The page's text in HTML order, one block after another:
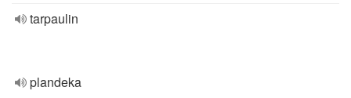
tarpaulin
plandeka